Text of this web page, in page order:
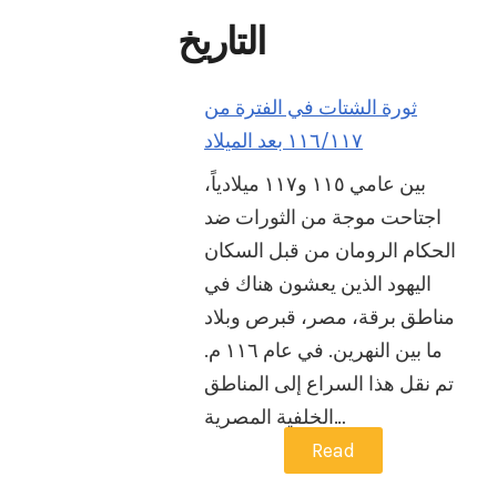
التاريخ
ثورة الشتات في الفترة من
١١٦/١١٧ بعد الميلاد
بين عامي ١١٥ و١١٧ ميلادياً،
اجتاحت موجة من الثورات ضد
الحكام الرومان من قبل السكان
اليهود الذين يعشون هناك في
مناطق برقة، مصر، قبرص وبلاد
ما بين النهرين. في عام ١١٦ م.
تم نقل هذا السراع إلى المناطق
الخلفية المصرية…
Read